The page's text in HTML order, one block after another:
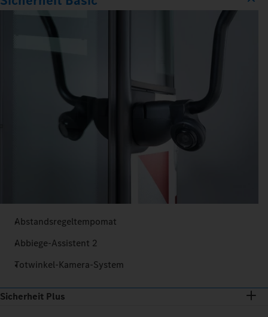
Abstandsregeltempomat
Abbiege-Assistent 2
Totwinkel-Kamera-System
Sicherheit Plus